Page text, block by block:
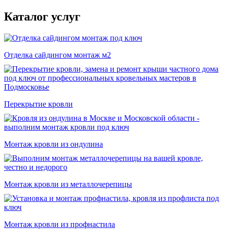
Каталог услуг
Отделка сайдингом монтаж м2
Перекрытие кровли
Монтаж кровли из ондулина
Монтаж кровли из металлочерепицы
Монтаж кровли из профнастила